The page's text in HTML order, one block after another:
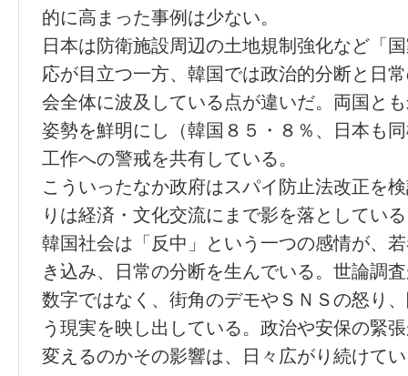
的に高まった事例は少ない。
日本は防衛施設周辺の土地規制強化など「
応が目立つ一方、韓国では政治的分断と日
会全体に波及している点が違いだ。両国と
姿勢を鮮明にし（韓国８５・８％、日本も
工作への警戒を共有している。
こういったなか政府はスパイ防止法改正を
りは経済・文化交流にまで影を落としてい
韓国社会は「反中」という一つの感情が、
き込み、日常の分断を生んでいる。世論調
数字ではなく、街角のデモやＳＮＳの怒り
う現実を映し出している。政治や安保の緊
変えるのかその影響は、日々広がり続けて